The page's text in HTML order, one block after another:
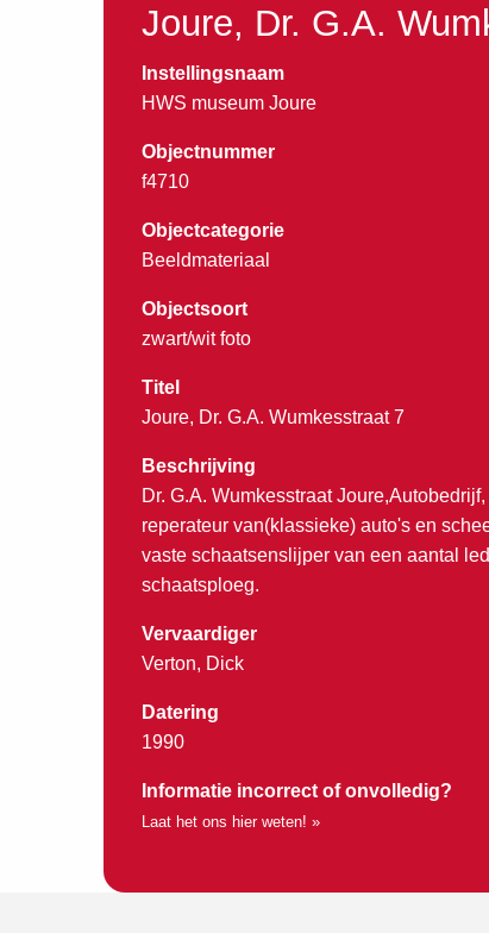
Joure, Dr. G.A.
Instellingsnaam
HWS museum Joure
Objectnummer
f4710
Objectcategorie
Beeldmateriaal
Objectsoort
zwart/wit foto
Titel
Joure, Dr. G.A. Wumkesstraat 7
Beschrijving
Dr. G.A. Wumkesstraat
reperateur van(klassieke) auto's en
vaste schaatsenslijper van een aantal
schaatsploeg.
Vervaardiger
Verton, Dick
Datering
1990
Informatie incorrect of onvolledig?
Laat het ons hier weten! »